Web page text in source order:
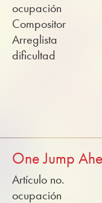
ocupación
Compositor
Arreglista
dificultad
One Jump
Artículo no.
ocupación